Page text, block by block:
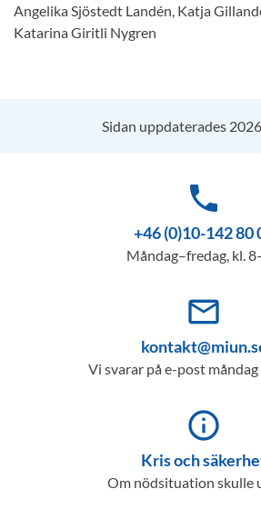
Angelika Sjöstedt Landén, Katja
Katarina Giritli Nygren
Sidan uppdaterades
phone
+46 (0)10-142 80
Måndag–fredag, kl.
mail_outline
Vi svarar på e-post
info_outline
Kris och
Om nödsituation skulle